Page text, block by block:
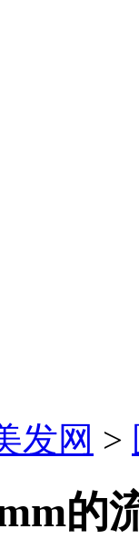
发网 >
的